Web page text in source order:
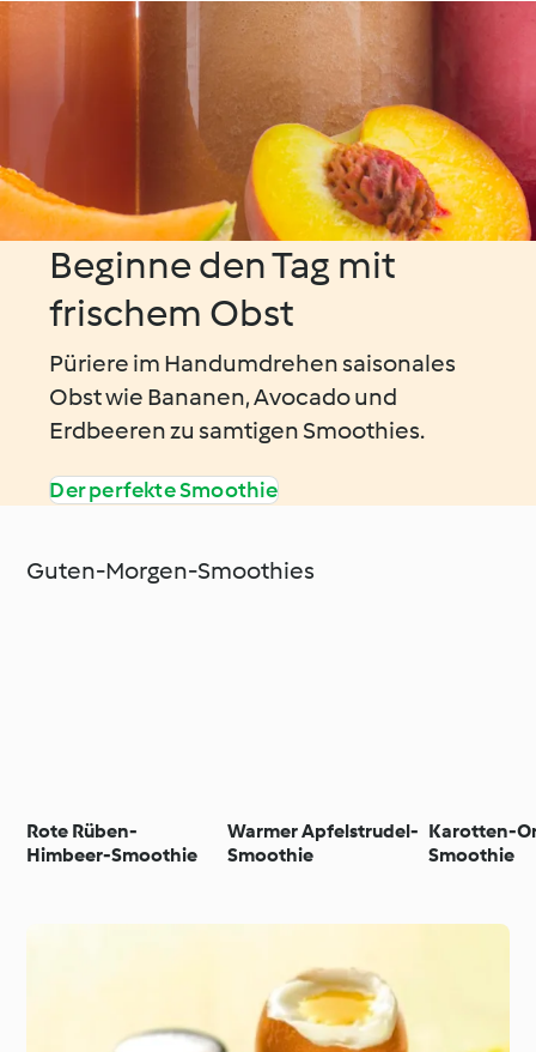
Beginne den Tag mit
frischem Obst
Püriere im Handumdrehen saisonales
Obst wie Bananen, Avocado und
Erdbeeren zu samtigen Smoothies.
Der perfekte Smoothie
Guten-Morgen-Smoothies
Rote Rüben-
Himbeer-Smoothie
Warmer Apfelstrudel-
Smoothie
Karotten-
Smoothie